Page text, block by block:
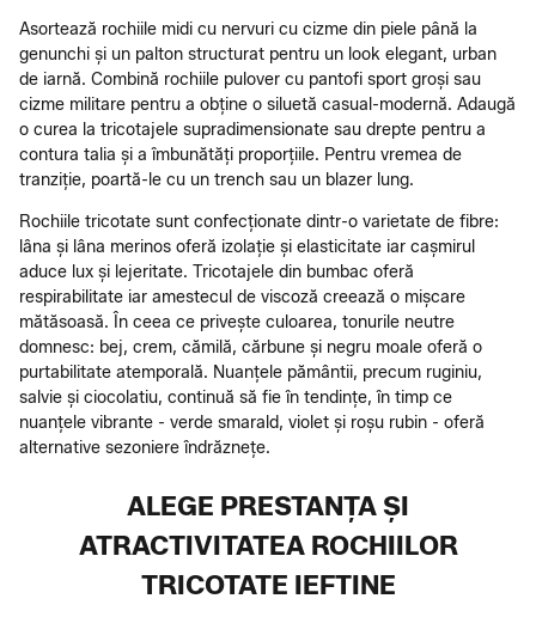
Asortează rochiile midi cu nervuri cu cizme din piele până la
genunchi și un palton structurat pentru un look elegant, urban
de iarnă. Combină rochiile pulover cu pantofi sport groși sau
cizme militare pentru a obține o siluetă casual-modernă. Adaugă
o curea la tricotajele supradimensionate sau drepte pentru a
contura talia și a îmbunătăți proporțiile. Pentru vremea de
tranziție, poartă-le cu un trench sau un blazer lung.
Rochiile tricotate sunt confecționate dintr-o varietate de fibre:
lâna și lâna merinos oferă izolație și elasticitate iar cașmirul
aduce lux și lejeritate. Tricotajele din bumbac oferă
respirabilitate iar amestecul de viscoză creează o mișcare
mătăsoasă. În ceea ce privește culoarea, tonurile neutre
domnesc: bej, crem, cămilă, cărbune și negru moale oferă o
purtabilitate atemporală. Nuanțele pământii, precum ruginiu,
salvie și ciocolatiu, continuă să fie în tendințe, în timp ce
nuanțele vibrante - verde smarald, violet și roșu rubin - oferă
alternative sezoniere îndrăznețe.
ALEGE PRESTANȚA ȘI
ATRACTIVITATEA ROCHIILOR
TRICOTATE IEFTINE